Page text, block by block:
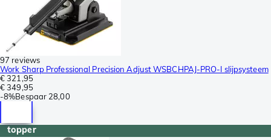
97 reviews
Work Sharp Professional Precision Adjust WSBCHPAJ-PRO-I slijpsysteem
€ 321,95
€ 349,95
-8%Bespaar 28,00
topper